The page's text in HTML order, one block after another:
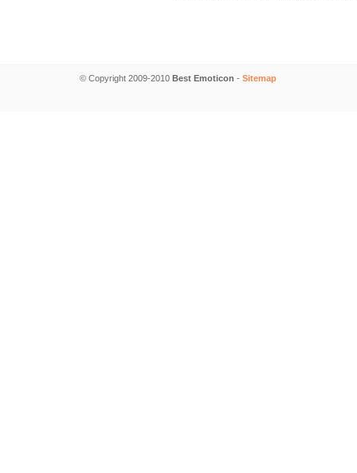
© Copyright 2009-2010 Best Emoticon - Sitemap